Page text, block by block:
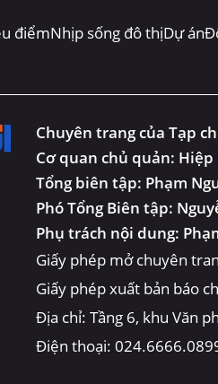
điểmNhịp sống đô thịDự án
Chuyên trang của Tạp
Cơ quan chủ quản: Hiệp
Tổng biên tập: Phạm
Phó Tổng Biên tập:
Phụ trách nội dung:
Giấy phép mở chuyên
Giấy phép xuất bản báo
Địa chỉ: Tầng 6, khu Văn
Điện thoại: